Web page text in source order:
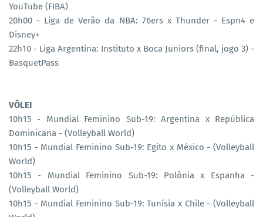
YouTube (FIBA)
20h00 - Liga de Verão da NBA: 76ers x Thunder - Espn4 e
Disney+
22h10 - Liga Argentina: Instituto x Boca Juniors (final, jogo 3) -
BasquetPass
VÔLEI
10h15 - Mundial Feminino Sub-19: Argentina x República
Dominicana - (Volleyball World)
10h15 - Mundial Feminino Sub-19: Egito x México - (Volleyball
World)
10h15 - Mundial Feminino Sub-19: Polônia x Espanha -
(Volleyball World)
10h15 - Mundial Feminino Sub-19: Tunísia x Chile - (Volleyball